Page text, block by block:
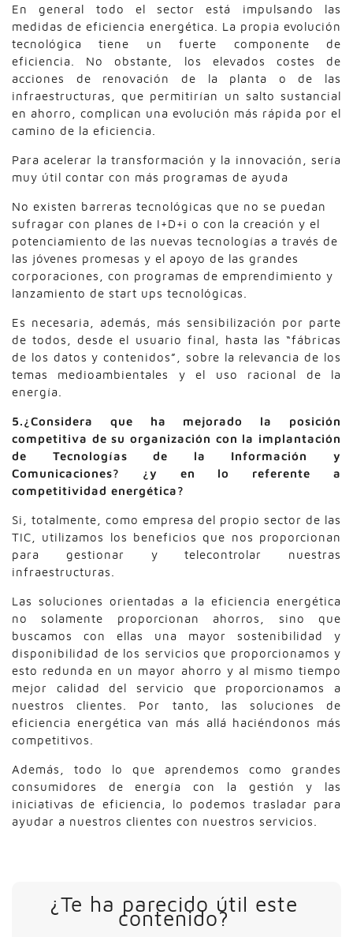
En general todo el sector está impulsando las
medidas de eficiencia energética. La propia evolución
tecnológica tiene un fuerte componente de
eficiencia. No obstante, los elevados costes de
acciones de renovación de la planta o de las
infraestructuras, que permitirían un salto sustancial
en ahorro, complican una evolución más rápida por el
camino de la eficiencia.
Para acelerar la transformación y la innovación, sería
muy útil contar con más programas de ayuda
No existen barreras tecnológicas que no se puedan
sufragar con planes de I+D+i o con la creación y el
potenciamiento de las nuevas tecnologías a través de
las jóvenes promesas y el apoyo de las grandes
corporaciones, con programas de emprendimiento y
lanzamiento de start ups tecnológicas.
Es necesaria, además, más sensibilización por parte
de todos, desde el usuario final, hasta las “fábricas
de los datos y contenidos”, sobre la relevancia de los
temas medioambientales y el uso racional de la
energía.
5.¿Considera que ha mejorado la posición
competitiva de su organización con la implantación
de Tecnologías de la Información y
Comunicaciones? ¿y en lo referente a
competitividad energética?
Si, totalmente, como empresa del propio sector de las
TIC, utilizamos los beneficios que nos proporcionan
para gestionar y telecontrolar nuestras
infraestructuras.
Las soluciones orientadas a la eficiencia energética
no solamente proporcionan ahorros, sino que
buscamos con ellas una mayor sostenibilidad y
disponibilidad de los servicios que proporcionamos y
esto redunda en un mayor ahorro y al mismo tiempo
mejor calidad del servicio que proporcionamos a
nuestros clientes. Por tanto, las soluciones de
eficiencia energética van más allá haciéndonos más
competitivos.
Además, todo lo que aprendemos como grandes
consumidores de energía con la gestión y las
iniciativas de eficiencia, lo podemos trasladar para
ayudar a nuestros clientes con nuestros servicios.
¿Te ha parecido útil este
contenido?